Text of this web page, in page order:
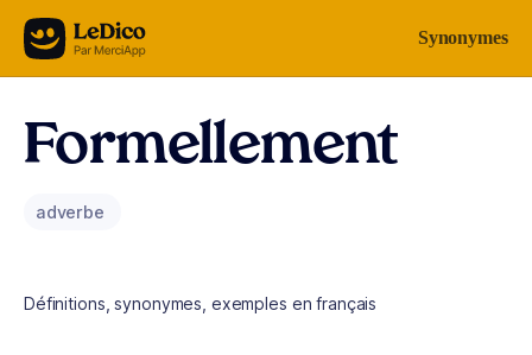
Aller au contenu Synonymes
Formellement
adverbe
Définitions, synonymes, exemples en français